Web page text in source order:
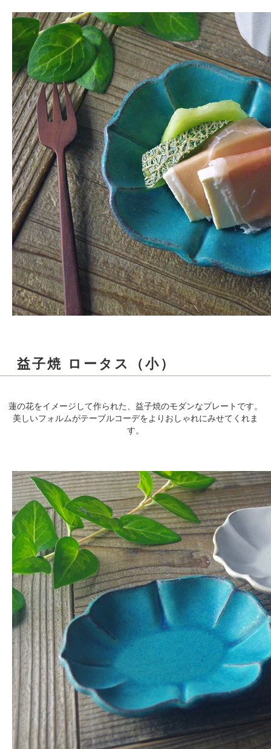
益子焼 ロータス（小）
蓮の花をイメージして作られた、益子焼のモダンなプレートです。
美しいフォルムがテーブルコーデをよりおしゃれにみせてくれま
す。